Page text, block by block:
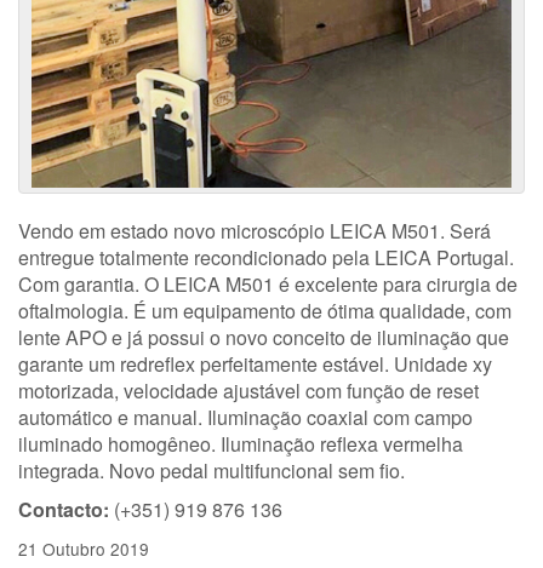
Vendo em estado novo microscópio LEICA M501. Será
entregue totalmente recondicionado pela LEICA Portugal.
Com garantia. O LEICA M501 é excelente para cirurgia de
oftalmologia. É um equipamento de ótima qualidade, com
lente APO e já possui o novo conceito de iluminação que
garante um redreflex perfeitamente estável. Unidade xy
motorizada, velocidade ajustável com função de reset
automático e manual. Iluminação coaxial com campo
iluminado homogêneo. Iluminação reflexa vermelha
integrada. Novo pedal multifuncional sem fio.
Contacto: (+351) 919 876 136
21 Outubro 2019